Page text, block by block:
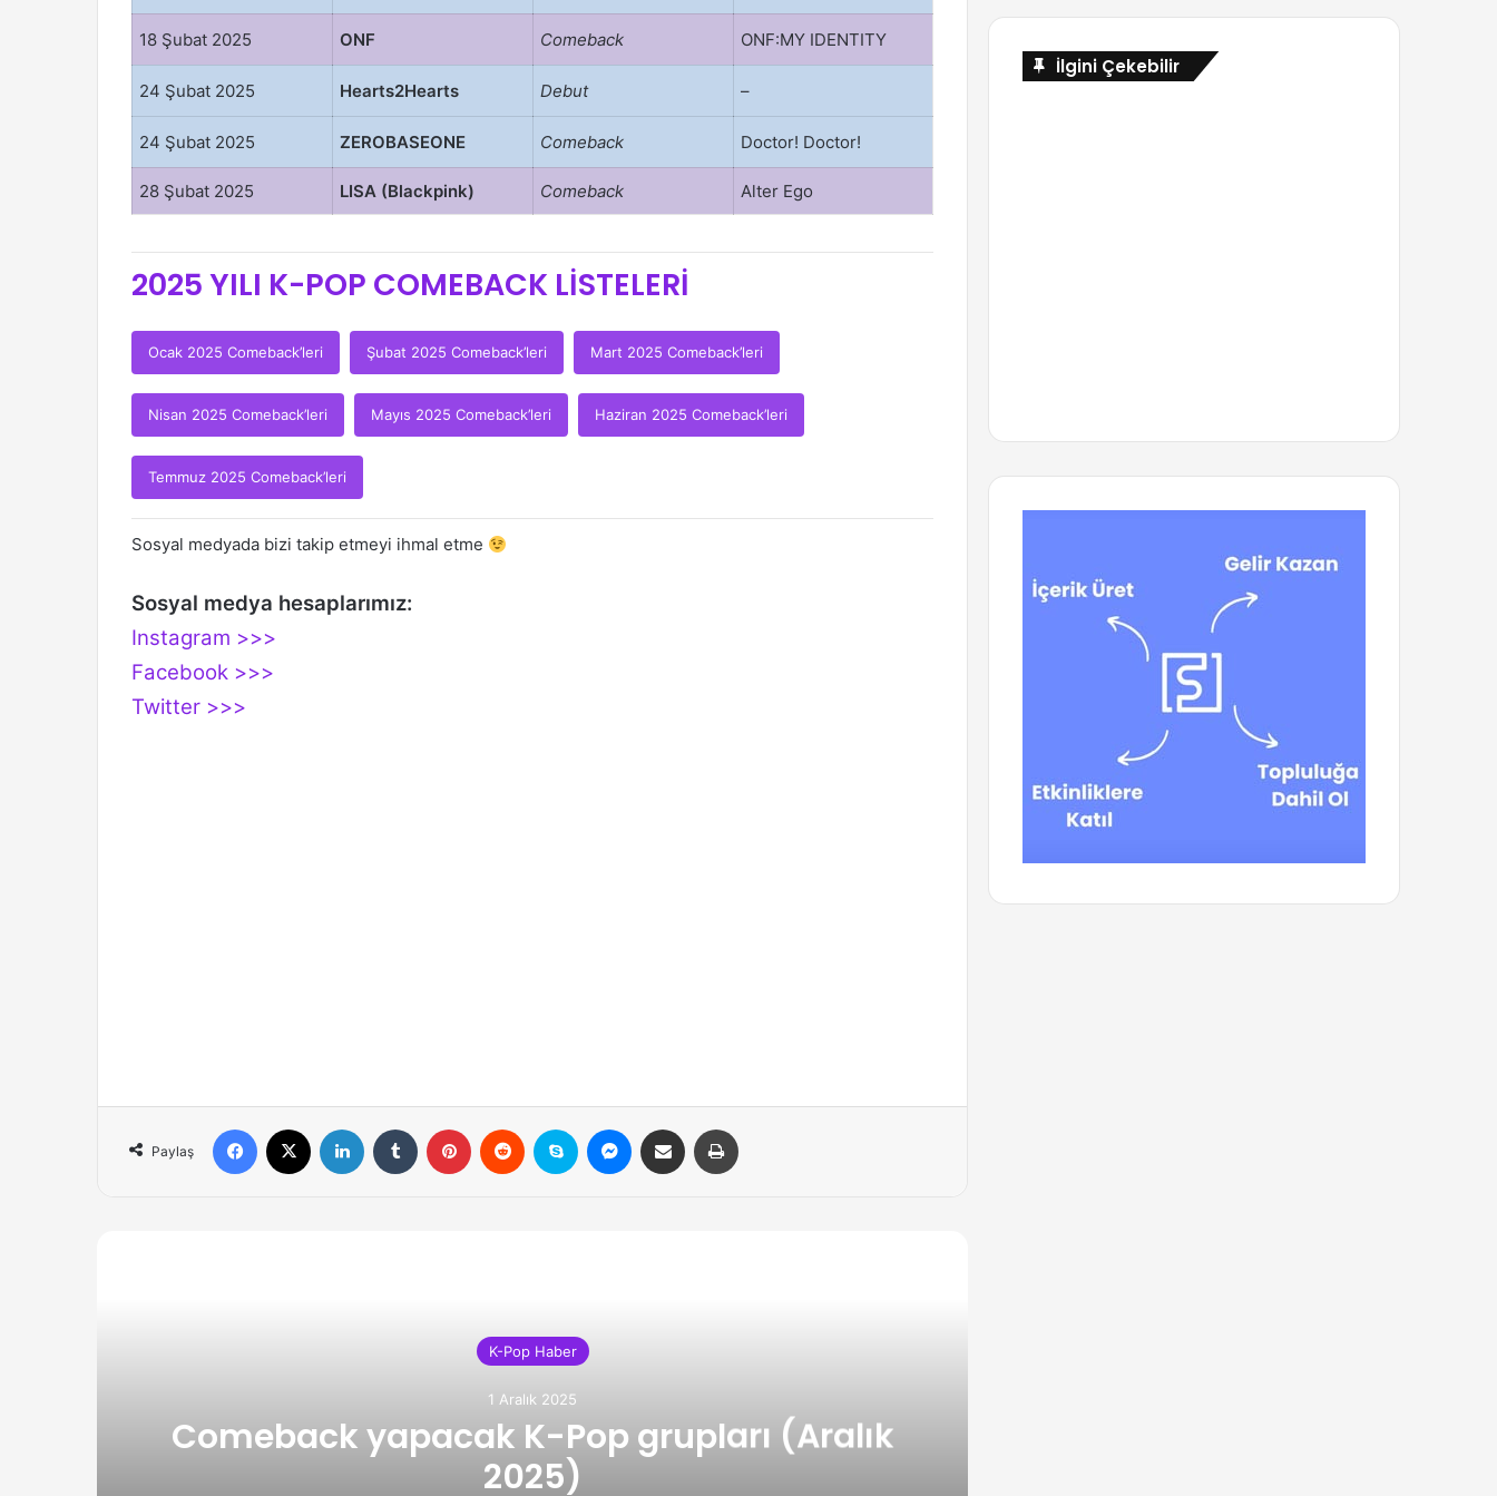
18 Şubat 2025 ONF Comeback ONF:MY IDENTITY
24 Şubat 2025 Hearts2Hearts Debut –
24 Şubat 2025 ZEROBASEONE Comeback Doctor! Doctor!
28 Şubat 2025 LISA (Blackpink) Comeback Alter Ego
2025 YILI K-POP COMEBACK LİSTELERİ
Ocak 2025 Comeback’leri Şubat 2025 Comeback’leri Mart 2025 Comeback’leri
Nisan 2025 Comeback’leri Mayıs 2025 Comeback’leri Haziran 2025 Comeback’leri
Temmuz 2025 Comeback’leri
Sosyal medyada bizi takip etmeyi ihmal etme
Sosyal medya hesaplarımız:
Instagram >>>
Facebook >>>
Twitter >>>
Paylaş
Facebook LinkedIn Tumblr Pinterest Reddit Skype MessengerEmail ile gönder
K-Pop Haber
1 Aralık 2025
Comeback yapacak K-Pop grupları (Aralık
2025)
İlgini Çekebilir